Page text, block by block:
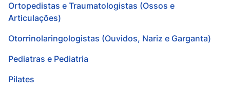
Ortopedistas e Traumatologistas (Ossos e
Articulações)
Otorrinolaringologistas (Ouvidos, Nariz e Garganta)
Pediatras e Pediatria
Pilates